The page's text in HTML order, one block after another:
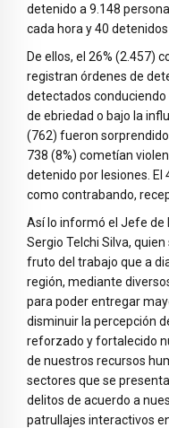
detenido a 9.148
cada hora y 40
De ellos, el 26% (2.457)
registran órdenes de
detectados
de ebriedad o bajo la
(762) fueron
738 (8%) cometían
detenido por lesiones.
como contrabando,
Así lo informó el Jefe de
Sergio Telchi Silva,
fruto del trabajo que a
región, mediante
para poder entregar
disminuir la percepción
reforzado y fortalecido
de nuestros recursos
sectores que se
delitos de acuerdo a
patrullajes interactivos